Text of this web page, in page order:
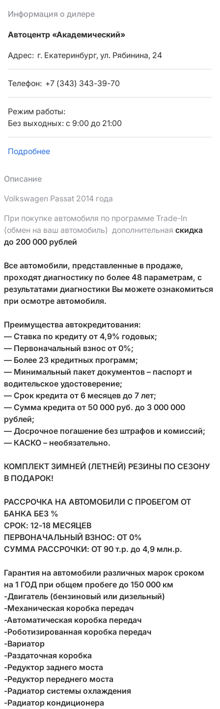
Информация о дилере
Автоцентр «Академический»
Адрес: г. Екатеринбург, ул. Рябинина, 24
Телефон: +7 (343) 343-39-70
Режим работы:
Без выходных: с 9:00 до 21:00
Подробнее
Описание
Volkswagen Passat 2014 года
При покупке автомобиля по программе Trade-In
(обмен на ваш автомобиль)  дополнительная скидка
до 200 000 рублей
Все автомобили, представленные в продаже,
проходят диагностику по более 48 параметрам, с
результатами диагностики Вы можете ознакомиться
при осмотре автомобиля.
Преимущества автокредитования:
— Ставка по кредиту от 4,9% годовых;
— Первоначальный взнос от 0%;
— Более 23 кредитных программ;
— Минимальный пакет документов – паспорт и
водительское удостоверение;
— Срок кредита от 6 месяцев до 7 лет;
— Сумма кредита от 50 000 руб. до 3 000 000
рублей;
— Досрочное погашение без штрафов и комиссий;
— КАСКО – необязательно.
КОМПЛЕКТ ЗИМНЕЙ (ЛЕТНЕЙ) РЕЗИНЫ ПО СЕЗОНУ
В ПОДАРОК!
РАССРОЧКА НА АВТОМОБИЛИ С ПРОБЕГОМ ОТ
БАНКА БЕЗ %
СРОК: 12-18 МЕСЯЦЕВ
ПЕРВОНАЧАЛЬНЫЙ ВЗНОС: ОТ 0%
СУММА РАССРОЧКИ: ОТ 90 т.р. до 4,9 млн.р.
Гарантия на автомобили различных марок сроком
на 1 ГОД при общем пробеге до 150 000 км
-Двигатель (бензиновый или дизельный)
-Механическая коробка передач
-Автоматическая коробка передач
-Роботизированная коробка передач
-Вариатор
-Раздаточная коробка
-Редуктор заднего моста
-Редуктор переднего моста
-Радиатор системы охлаждения
-Радиатор кондиционера